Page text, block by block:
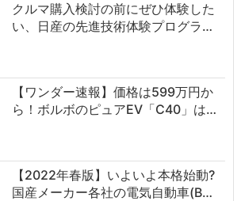
クルマ購入検討の前にぜひ体験した
い、日産の先進技術体験プログラ…
【ワンダー速報】価格は599万円か
ら！ボルボのピュアEV「C40」は…
【2022年春版】いよいよ本格始動?
国産メーカー各社の電気自動車(B…